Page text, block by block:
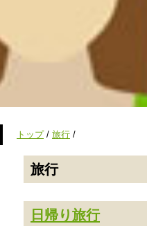
トップ/ 旅行 /
旅行
日帰り旅行